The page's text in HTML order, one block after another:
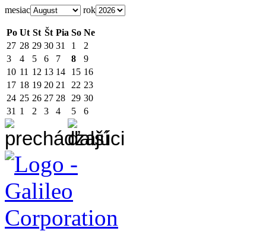
mesiac rok
Po Ut St Št Pia So Ne
27 28 29 30 31 1
2
3
4 5 6 7 8
9
10 11 12 13 14 15 16
17 18 19 20 21 22 23
24 25 26 27 28 29 30
31 1 2 3 4 5 6